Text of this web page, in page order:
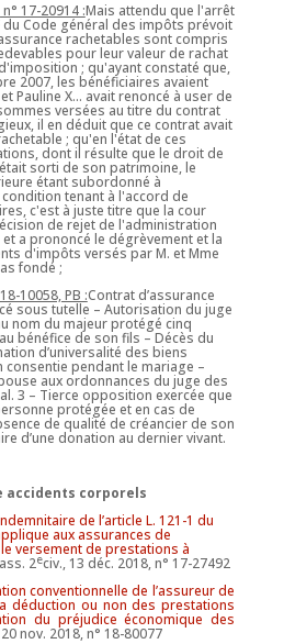
17-20914 :Mais attendu que l'arrêt
du Code général des impôts prévoit
rachetables sont compris
pour leur valeur de rachat
; qu'ayant constaté que,
2007, les bénéficiaires avaient
Pauline X... avait renoncé à user de
versées au titre du contrat
il en déduit que ce contrat avait
; qu'en l'état de ces
dont il résulte que le droit de
sorti de son patrimoine, le
étant subordonné à
tenant à l'accord de
c'est à juste titre que la cour
de rejet de l'administration
a prononcé le dégrèvement et la
d'impôts versés par M. et Mme
fondé ;
10058, PB :Contrat d’assurance
sous tutelle – Autorisation du juge
nom du majeur protégé cinq
bénéfice de son fils – Décès du
d’universalité des biens
pendant le mariage –
aux ordonnances du juge des
3 – Tierce opposition exercée que
protégée et en cas de
de qualité de créancier de son
d’une donation au dernier vivant.
accidents corporels
de l’article L. 121-1 du
aux assurances de
versement de prestations à
2eciv., 13 déc. 2018, n° 17-27492
conventionnelle de l’assureur de
déduction ou non des prestations
du préjudice économique des
nov. 2018, n° 18-80077